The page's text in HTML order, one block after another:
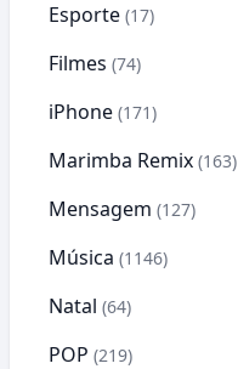
Esporte (17)
Filmes (74)
iPhone (171)
Marimba Remix (163)
Mensagem (127)
Música (1146)
Natal (64)
POP (219)